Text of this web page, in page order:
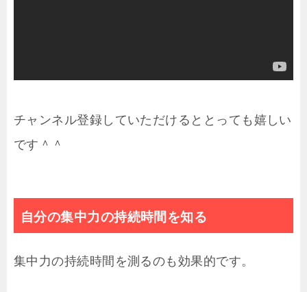
チャンネル登録していただけるととっても嬉しい
です＾＾
自分の集中力の持続時間を知る
集中力の持続時間を測るのも効果的です。